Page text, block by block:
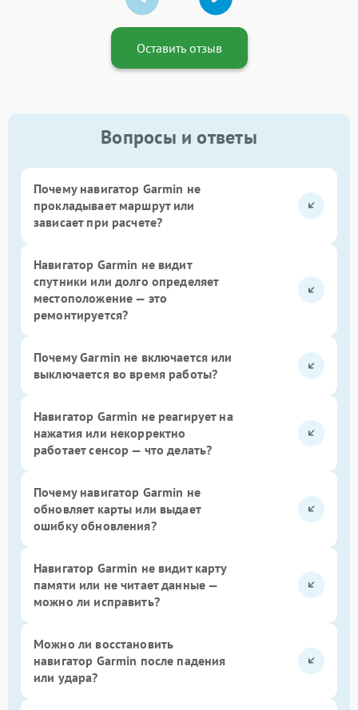
Оставить отзыв
Вопросы и ответы
Почему навигатор Garmin не
прокладывает маршрут или
зависает при расчете?
Навигатор Garmin не видит
спутники или долго определяет
местоположение — это
ремонтируется?
Почему Garmin не включается или
выключается во время работы?
Навигатор Garmin не реагирует на
нажатия или некорректно
работает сенсор — что делать?
Почему навигатор Garmin не
обновляет карты или выдает
ошибку обновления?
Навигатор Garmin не видит карту
памяти или не читает данные —
можно ли исправить?
Можно ли восстановить
навигатор Garmin после падения
или удара?